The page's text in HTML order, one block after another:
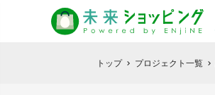
トップ chevron_right プロジェクト一覧 chevron_right